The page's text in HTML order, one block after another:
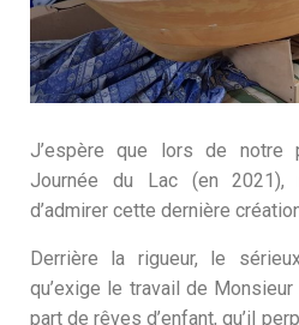
J’espère que lors de notre
Journée du Lac (en 2021),
d’admirer cette dernière
Derrière la rigueur, le
qu’exige le travail de
part de rêves d’enfant, qu’il